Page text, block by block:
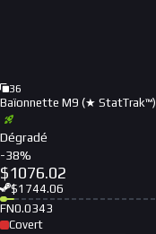
36
Baïonnette M9 (★ StatTrak™)
Dégradé
-38%
$1076.02
$1744.06
FN0.0343
Covert